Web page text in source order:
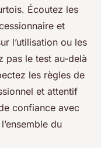
Écoutez les
et
l’utilisation ou les
pas le test au-delà
les règles de
et attentif
confiance avec
du